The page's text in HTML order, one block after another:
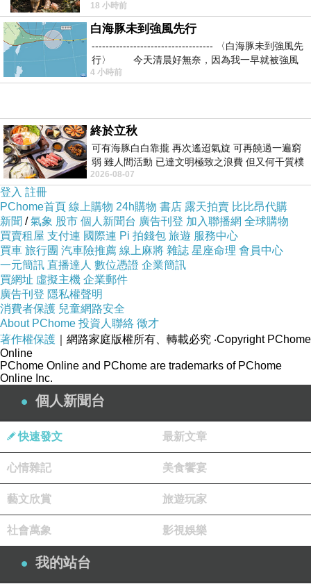
以為展場已經差不多要安靜下來，卻發
18 小時前
白海豚未到強風先行
----------------------------------- 〈白海豚未到強風先
行〉 今天清晨好無奈，因為我一早就被強風
4 小時前
終於立秋
可有海豚白白靠攏 再次遙迢氣旋 可再饒過一遍窮
弱 雖人間活動 已達文明極致之浪費 但又何干質樸
者 只能白白陪葬
2026-08-07
登入 註冊
PChome首頁 線上購物 24h購物 書店 露天拍賣 比比昂代購
新聞 /氣象 股市 個人新聞台 廣告刊登 加入聯播網 全球購物
買賣租屋 支付連 國際連 Pi 拍錢包 旅遊 服務中心
買車 旅行團 汽車險推薦 線上麻將 雜誌 星座命理 會員中心
一元簡訊 直播達人 數位憑證 企業簡訊
買網址 虛擬主機 企業郵件
廣告刊登 隱私權聲明
消費者保護 兒童網路安全
About PChome 投資人聯絡 徵才
著作權保護 ｜網路家庭版權所有、轉載必究 ‧Copyright PChome
Online
PChome Online and PChome are trademarks of PChome
Online Inc.
個人新聞台
快速發文 最新文章
心情雜記 美食饗宴
藝文欣賞 旅遊玩家
社會萬象 影視娛樂
我的站台